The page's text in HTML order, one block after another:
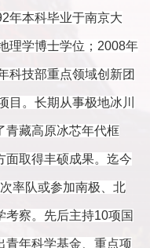
年本科毕业于南京大
理学博士学位；2008年
科技部重点领域创新团
目 。长期从事极地冰川
青藏高原冰芯年代框
面取得丰硕成果。迄今
率队或参加南极、北
考察。先后主持10项国
青年科学基金、重点项